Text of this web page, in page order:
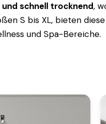
schnell trocknend,
S bis XL, bieten
und Spa-Bereiche.